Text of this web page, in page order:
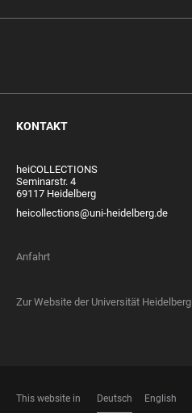
KONTAKT
heiCOLLECTIONS
Seminarstr. 4
69117 Heidelberg
heicollections@uni-heidelberg.de
Anfahrt
Zur Website der Universität Heidelberg
This website in Deutsch English